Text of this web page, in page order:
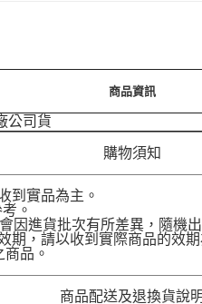
每筆
商品資訊
公司貨
購物須知
到實品為主。
。
因進貨批次有所差異，隨機出
期，請以收到實際商品的效期
品。
商品配送及退換貨說明